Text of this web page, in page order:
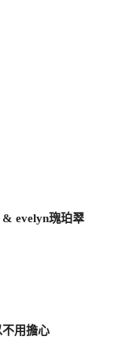
evelyn瑰珀翠
用擔心